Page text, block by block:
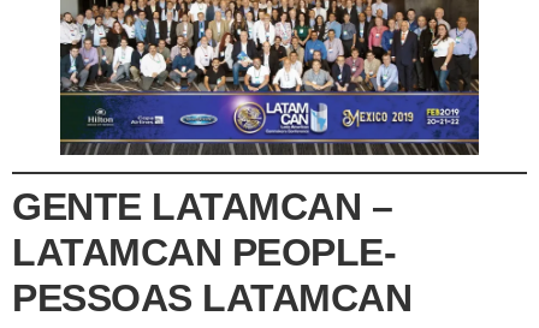
GENTE LATAMCAN –
LATAMCAN PEOPLE-
PESSOAS LATAMCAN